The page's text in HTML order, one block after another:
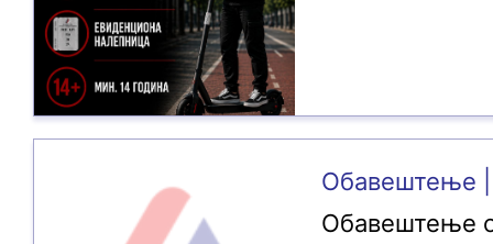
Обавештење
Обавештење